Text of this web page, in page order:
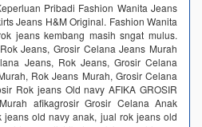
Pribadi Fashion Wanita Jeans
Jeans H&M Original. Fashion Wanita
jeans kembang masih sngat mulus.
Jeans, Grosir Celana Jeans Murah
Jeans, Rok Jeans, Grosir Celana
Rok Jeans Murah, Grosir Celana
Rok jeans Old navy AFIKA GROSIR
afikagrosir Grosir Celana Anak
jeans old navy anak, jual rok jeans old